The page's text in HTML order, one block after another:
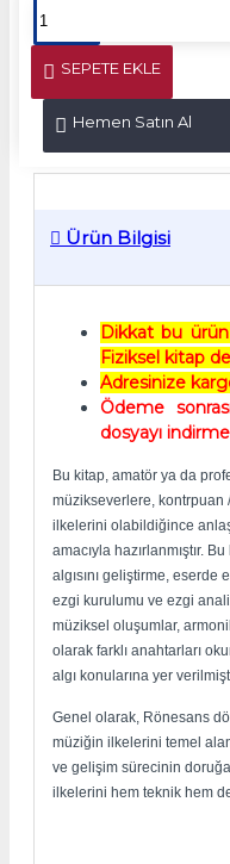
SEPETE EKLE
Hemen Satın Al
Ürün Bilgisi
Dikkat bu ürün
Fiziksel kitap
Adresinize
Ödeme
dosyayı
Bu kitap, amatör ya da
müzikseverlere, kontrpuan
ilkelerini olabildiğince
amacıyla hazırlanmıştır.
algısını geliştirme, eserde
ezgi kurulumu ve ezgi
müziksel oluşumlar,
olarak farklı anahtarları
algı konularına yer
Genel olarak, Rönesans
müziğin ilkelerini temel
ve gelişim sürecinin doruğa
ilkelerini hem teknik hem